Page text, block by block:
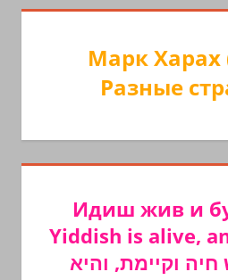
Марк Харах
Разные
Идиш жив и
Yiddish is alive,
וקיימת, והיא